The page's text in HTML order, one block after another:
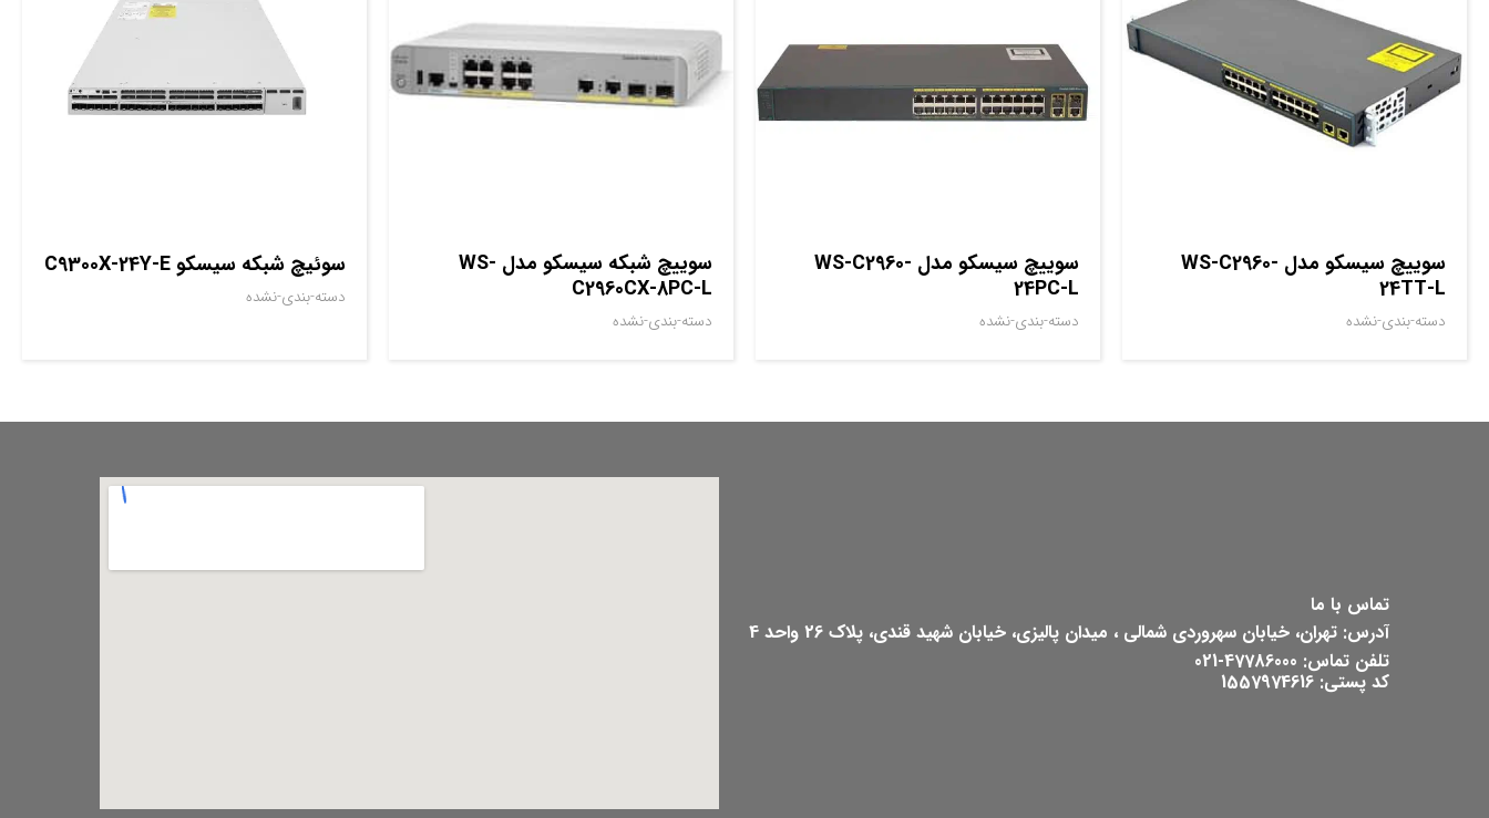
سوييچ سيسکو مدل WS-C2960-
24TT-L
دسته-بندی-نشده
سوييچ سيسکو مدل WS-C2960-
24PC-L
دسته-بندی-نشده
سوييچ شبکه سيسکو مدل WS-
C2960CX-8PC-L
دسته-بندی-نشده
سوئیچ شبکه سیسکو C9300X-24Y-E
دسته-بندی-نشده
تماس با ما
آدرس: تهران، خیابان سهروردی شمالی ، میدان پالیزی، خیابان شهید قندی، پلاک 26 واحد 4
تلفن تماس: 47786000-021
کد پستی: 1557974616